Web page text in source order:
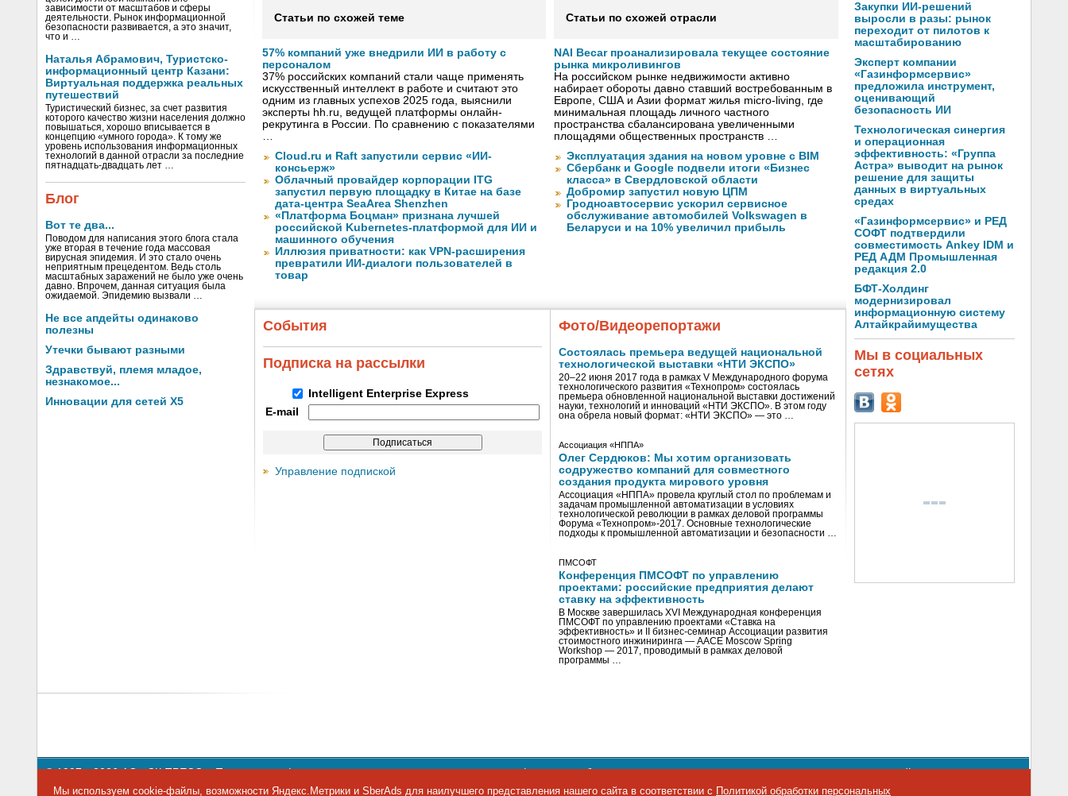
зависимости от масштабов и сферы
деятельности. Рынок информационной
безопасности развивается, а это значит,
что и …
Наталья Абрамович, Туристско-
информационный центр Казани:
Виртуальная поддержка реальных
путешествий
Туристический бизнес, за счет развития
которого качество жизни населения должно
повышаться, хорошо вписывается в
концепцию «умного города». К тому же
уровень использования информационных
технологий в данной отрасли за последние
пятнадцать-двадцать лет …
Блог
Вот те два...
Поводом для написания этого блога стала
уже вторая в течение года массовая
вирусная эпидемия. И это стало очень
неприятным прецедентом. Ведь столь
масштабных заражений не было уже очень
давно. Впрочем, данная ситуация была
ожидаемой. Эпидемию вызвали …
Не все апдейты одинаково
полезны
Утечки бывают разными
Здравствуй, племя младое,
незнакомое...
Инновации для сетей X5
Статьи по схожей теме
57% компаний уже внедрили ИИ в работу с
персоналом
37% российских компаний стали чаще применять
искусственный интеллект в работе и считают это
одним из главных успехов 2025 года, выяснили
эксперты hh.ru, ведущей платформы онлайн-
рекрутинга в России. По сравнению с показателями
…
Cloud.ru и Raft запустили сервис «ИИ-
консьерж»
Облачный провайдер корпорации ITG
запустил первую площадку в Китае на базе
дата-центра SeaArea Shenzhen
«Платформа Боцман» признана лучшей
российской Kubernetes-платформой для ИИ и
машинного обучения
Иллюзия приватности: как VPN-расширения
превратили ИИ-диалоги пользователей в
товар
Статьи по схожей отрасли
NAI Becar проанализировала текущее состояние
рынка микроливингов
На российском рынке недвижимости активно
набирает обороты давно ставший востребованным в
Европе, США и Азии формат жилья micro-living, где
минимальная площадь личного частного
пространства сбалансирована увеличенными
площадями общественных пространств …
Эксплуатация здания на новом уровне с BIM
Сбербанк и Google подвели итоги «Бизнес
класса» в Свердловской области
Добромир запустил новую ЦПМ
Гродноавтосервис ускорил сервисное
обслуживание автомобилей Volkswagen в
Беларуси и на 10% увеличил прибыль
События
Подписка на рассылки
Intelligent Enterprise Express
E-mail
Управление подпиской
Фото/Видеорепортажи
Состоялась премьера ведущей национальной
технологической выставки «НТИ ЭКСПО»
20–22 июня 2017 года в рамках V Международного форума
технологического развития «Технопром» состоялась
премьера обновленной национальной выставки достижений
науки, технологий и инноваций «НТИ ЭКСПО». В этом году
она обрела новый формат: «НТИ ЭКСПО» — это …
Ассоциация «НППА»
Олег Сердюков: Мы хотим организовать
содружество компаний для совместного
создания продукта мирового уровня
Ассоциация «НППА» провела круглый стол по проблемам и
задачам промышленной автоматизации в условиях
технологической революции в рамках деловой программы
Форума «Технопром»-2017. Основные технологические
подходы к промышленной автоматизации и безопасности …
ПМСОФТ
Конференция ПМСОФТ по управлению
проектами: российские предприятия делают
ставку на эффективность
В Москве завершилась XVI Международная конференция
ПМСОФТ по управлению проектами «Ставка на
эффективность» и II бизнес-семинар Ассоциации развития
стоимостного инжиниринга — AACE Moscow Spring
Workshop — 2017, проводимый в рамках деловой
программы …
Закупки ИИ-решений
выросли в разы: рынок
переходит от пилотов к
масштабированию
Эксперт компании
«Газинформсервис»
предложила инструмент,
оценивающий
безопасность ИИ
Технологическая синергия
и операционная
эффективность: «Группа
Астра» выводит на рынок
решение для защиты
данных в виртуальных
средах
«Газинформсервис» и РЕД
СОФТ подтвердили
совместимость Ankey IDM и
РЕД АДМ Промышленная
редакция 2.0
БФТ-Холдинг
модернизировал
информационную систему
Алтайкрайимущества
Мы в социальных
сетях
© 1997—2026 АО «СК ПРЕСС».Политика конфиденциальности персональных данных,информация об авторских правах и порядке использования материалов сайта
109147 г. Москва, ул. Марксистская, 34, строение 10. Телефон: +7 495 974-22-60. Факс: +7 495 974-22-63. E-mail:
siteeditor@iemag.ru
Мы используем cookie-файлы, возможности Яндекс.Метрики и SberAds для наилучшего представления нашего сайта в соответствии с Политикой обработки персональных